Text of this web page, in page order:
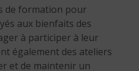
de formation pour
aux bienfaits des
à participer à leur
également des ateliers
et de maintenir un